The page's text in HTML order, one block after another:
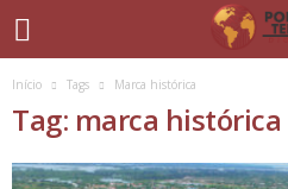
Início Tags Marca histórica
Tag: marca histórica